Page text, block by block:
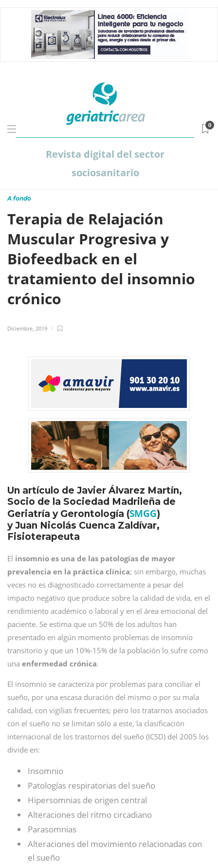
Revista digital del sector
sociosanitario
0
A fondo
Terapia de Relajación
Muscular Progresiva y
Biofeedback en el
tratamiento del insomnio
crónico
Diciembre, 2019
Un artículo de Javier Álvarez Martín,
Socio de la Sociedad Madrileña de
Geriatría y Gerontología (SMGG)
y Juan Nicolás Cuenca Zaldívar,
Fisioterapeuta
El insomnio es una de las patologías de mayor
prevalencia en la práctica clínica; sin embargo, muchas
veces no es diagnosticado correctamente a pesar del
impacto negativo que produce sobre la calidad de vida, en el
rendimiento académico o laboral y en el área emocional del
paciente. Se estima que un 50% de los adultos han
presentado en algún momento problemas de insomnio
transitorio y que un 10%-15% de la población lo sufre como
una enfermedad crónica.
El insomnio se caracteriza por problemas para conciliar el
sueño, por una escasa duración del mismo o por su mala
calidad, con vigilias frecuentes; pero los tratarnos asociados
con el sueño no se limitan sólo a este, la clasificación
internacional de los trastornos del sueño (ICSD) del 2005 los
divide en:
Insomnio
Patologías respiratorias del sueño
Hipersomnias de origen central
Alteraciones del ritmo circadiano
Parasomnias
Alteraciones del movimiento relacionadas con
el sueño